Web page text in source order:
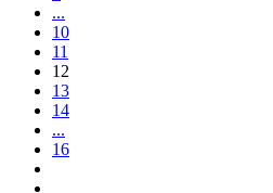
...
10
11
12
13
14
...
16